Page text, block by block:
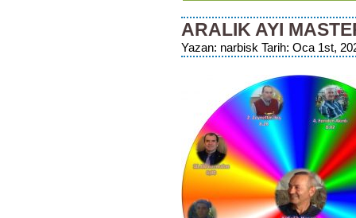
ARALIK AYI
Yazan: narbisk Tarih: Oca 1st,